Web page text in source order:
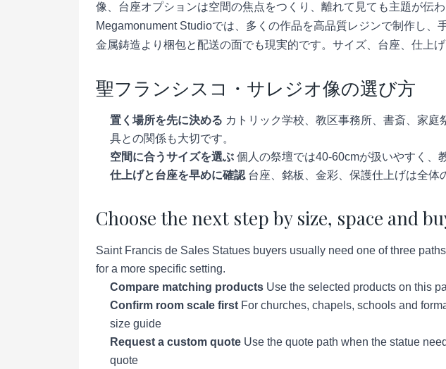
像、台座オプションは空間の焦点をつくり、離れて見ても主題が伝
Megamonument Studioでは、多くの作品を高品質レジンで制作し
金属鋳造より梱包と配送の面でも現実的です。サイズ、台座、仕上
聖フランシスコ・サレジオ像の選び方
置く場所を先に決める カトリック学校、教区事務所、書斎、家
具との関係も大切です。
空間に合うサイズを選ぶ 個人の祭壇では40-60cmが扱いやすく、
仕上げと台座を早めに確認 台座、銘板、金彩、保護仕上げは全体
Choose the next step by size, space and
Saint Francis de Sales Statues buyers usually need one of three
for a more specific setting.
Compare matching products Use the selected products on this
Confirm room scale first For churches, chapels, schools and
size guide
Request a custom quote Use the quote path when the statue
quote